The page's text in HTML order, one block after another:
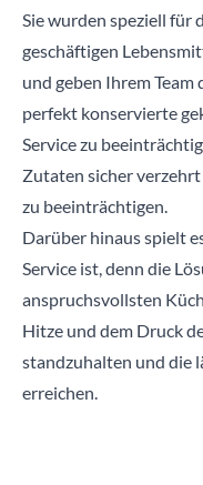
Sie wurden speziell für
geschäftigen
und geben Ihrem
perfekt konservierte
Service zu
Zutaten sicher
zu beeinträchtigen.
Darüber hinaus spielt
Service ist, denn die
anspruchsvollsten
Hitze und dem Druck
standzuhalten und die
erreichen.